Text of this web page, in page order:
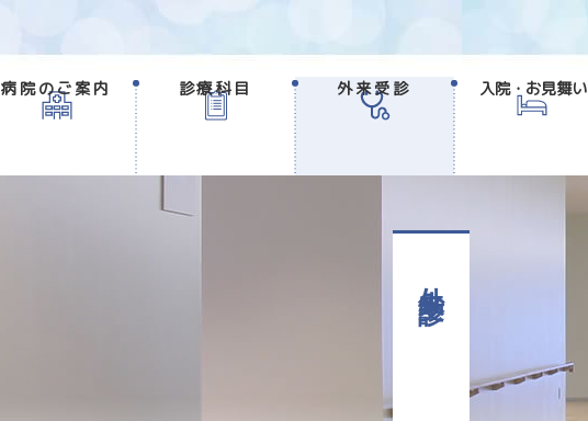
病院のご案内 診療科目 外来受診 入院・お見舞い